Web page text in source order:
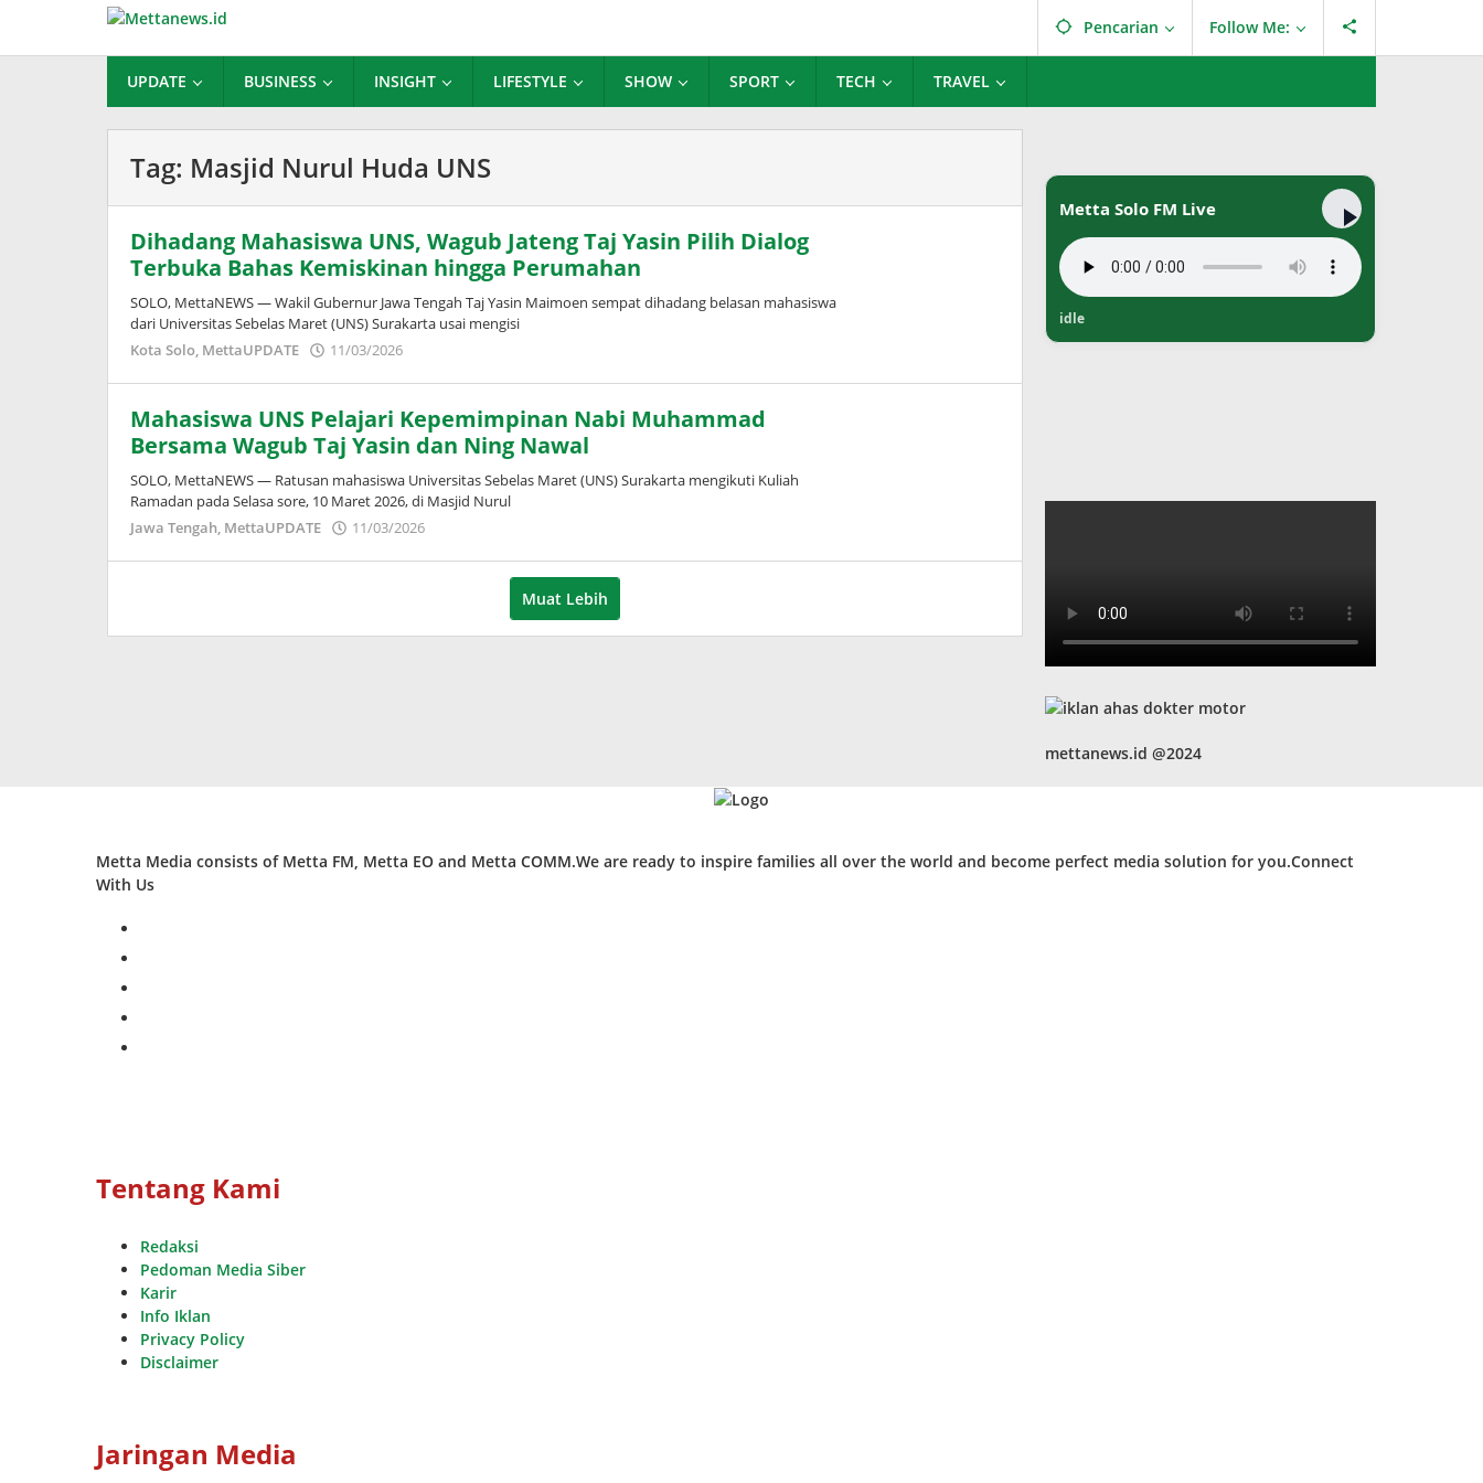
konten
Pencarian Follow Me:
UPDATE BUSINESS INSIGHT LIFESTYLE SHOW SPORT TECH TRAVEL
Tag: Masjid Nurul Huda UNS
Dihadang Mahasiswa UNS, Wagub Jateng Taj Yasin Pilih Dialog
Terbuka Bahas Kemiskinan hingga Perumahan
SOLO, MettaNEWS — Wakil Gubernur Jawa Tengah Taj Yasin Maimoen sempat dihadang belasan mahasiswa
dari Universitas Sebelas Maret (UNS) Surakarta usai mengisi
Kota Solo, MettaUPDATE 11/03/2026
Mahasiswa UNS Pelajari Kepemimpinan Nabi Muhammad
Bersama Wagub Taj Yasin dan Ning Nawal
SOLO, MettaNEWS — Ratusan mahasiswa Universitas Sebelas Maret (UNS) Surakarta mengikuti Kuliah
Ramadan pada Selasa sore, 10 Maret 2026, di Masjid Nurul
Jawa Tengah, MettaUPDATE 11/03/2026
Muat Lebih
Metta Solo FM Live
idle
mettanews.id @2024
Metta Media consists of Metta FM, Metta EO and Metta COMM.We are ready to inspire families all over the world and become perfect media solution for you.Connect
With Us
Tentang Kami
Redaksi
Pedoman Media Siber
Karir
Info Iklan
Privacy Policy
Disclaimer
Jaringan Media